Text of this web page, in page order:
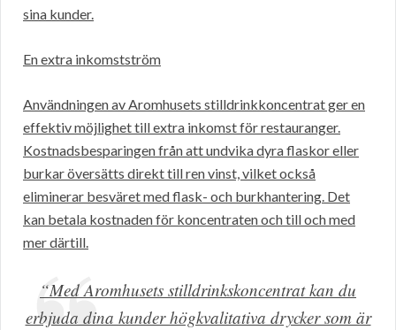
sina kunder.
En extra inkomstström
Användningen av Aromhusets stilldrinkkoncentrat ger en
effektiv möjlighet till extra inkomst för restauranger.
Kostnadsbesparingen från att undvika dyra flaskor eller
burkar översätts direkt till ren vinst, vilket också
eliminerar besväret med flask- och burkhantering. Det
kan betala kostnaden för koncentraten och till och med
mer därtill.
“Med Aromhusets stilldrinkskoncentrat kan du
erbjuda dina kunder högkvalitativa drycker som är